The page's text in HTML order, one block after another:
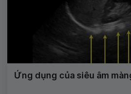
Ứng dụng của siêu âm